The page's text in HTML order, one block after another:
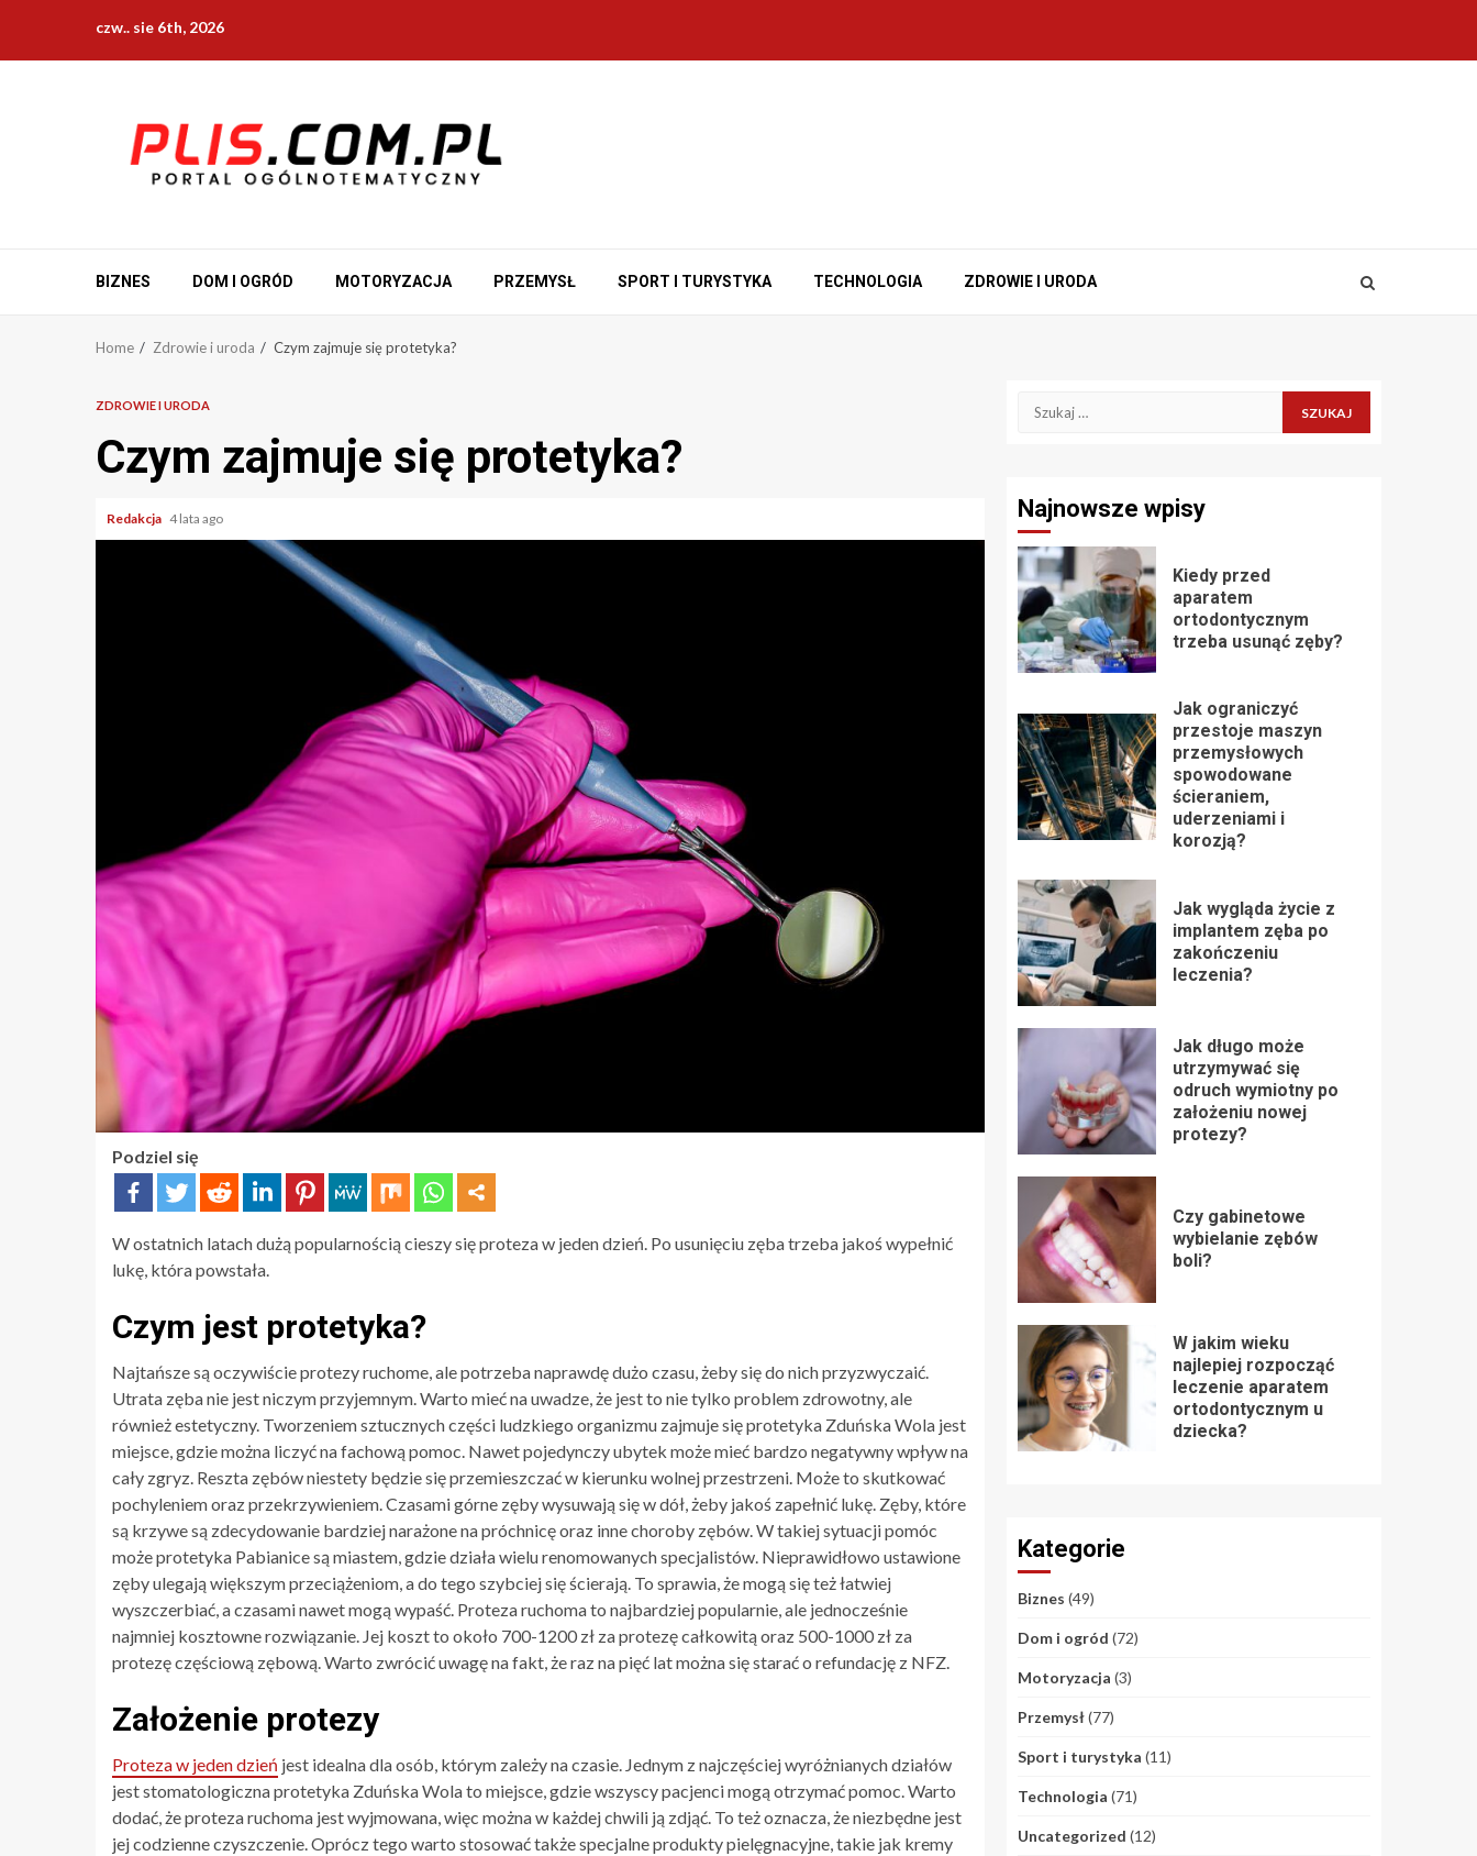
content
czw.. sie 6th, 2026
BIZNES DOM I OGRÓD MOTORYZACJA PRZEMYSŁ SPORT I TURYSTYKA TECHNOLOGIA ZDROWIE I URODA
Home Zdrowie i uroda Czym zajmuje się protetyka?
ZDROWIE I URODA
Czym zajmuje się protetyka?
Redakcja 4 lata ago
Podziel się
W ostatnich latach dużą popularnością cieszy się proteza w jeden dzień. Po usunięciu zęba trzeba jakoś wypełnić
lukę, która powstała.
Czym jest protetyka?
Najtańsze są oczywiście protezy ruchome, ale potrzeba naprawdę dużo czasu, żeby się do nich przyzwyczaić.
Utrata zęba nie jest niczym przyjemnym. Warto mieć na uwadze, że jest to nie tylko problem zdrowotny, ale
również estetyczny. Tworzeniem sztucznych części ludzkiego organizmu zajmuje się protetyka Zduńska Wola jest
miejsce, gdzie można liczyć na fachową pomoc. Nawet pojedynczy ubytek może mieć bardzo negatywny wpływ na
cały zgryz. Reszta zębów niestety będzie się przemieszczać w kierunku wolnej przestrzeni. Może to skutkować
pochyleniem oraz przekrzywieniem. Czasami górne zęby wysuwają się w dół, żeby jakoś zapełnić lukę. Zęby, które
są krzywe są zdecydowanie bardziej narażone na próchnicę oraz inne choroby zębów. W takiej sytuacji pomóc
może protetyka Pabianice są miastem, gdzie działa wielu renomowanych specjalistów. Nieprawidłowo ustawione
zęby ulegają większym przeciążeniom, a do tego szybciej się ścierają. To sprawia, że mogą się też łatwiej
wyszczerbiać, a czasami nawet mogą wypaść. Proteza ruchoma to najbardziej popularnie, ale jednocześnie
najmniej kosztowne rozwiązanie. Jej koszt to około 700-1200 zł za protezę całkowitą oraz 500-1000 zł za
protezę częściową zębową. Warto zwrócić uwagę na fakt, że raz na pięć lat można się starać o refundację z NFZ.
Założenie protezy
Proteza w jeden dzień jest idealna dla osób, którym zależy na czasie. Jednym z najczęściej wyróżnianych działów
jest stomatologiczna protetyka Zduńska Wola to miejsce, gdzie wszyscy pacjenci mogą otrzymać pomoc. Warto
dodać, że proteza ruchoma jest wyjmowana, więc można w każdej chwili ją zdjąć. To też oznacza, że niezbędne jest
jej codzienne czyszczenie. Oprócz tego warto stosować także specjalne produkty pielęgnacyjne, takie jak kremy
Szukaj:
Najnowsze wpisy
Kiedy przed
aparatem
ortodontycznym
trzeba usunąć zęby?
Jak ograniczyć
przestoje maszyn
przemysłowych
spowodowane
ścieraniem,
uderzeniami i
korozją?
Jak wygląda życie z
implantem zęba po
zakończeniu
leczenia?
Jak długo może
utrzymywać się
odruch wymiotny po
założeniu nowej
protezy?
Czy gabinetowe
wybielanie zębów
boli?
W jakim wieku
najlepiej rozpocząć
leczenie aparatem
ortodontycznym u
dziecka?
Kategorie
Biznes (49)
Dom i ogród (72)
Motoryzacja (3)
Przemysł(77)
Sport i turystyka (11)
Technologia (71)
Uncategorized (12)